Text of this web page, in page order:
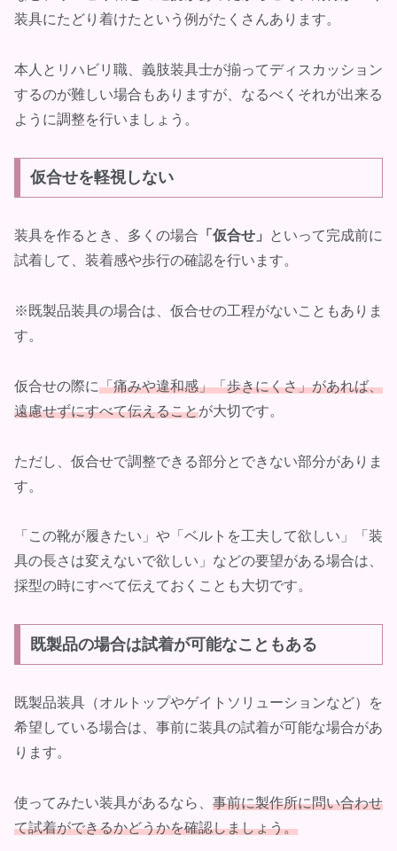
装具にたどり着けたという例がたくさんあります。
本人とリハビリ職、義肢装具士が揃ってディスカッション
するのが難しい場合もありますが、なるべくそれが出来る
ように調整を行いましょう。
仮合せを軽視しない
装具を作るとき、多くの場合 「仮合せ」
といって完成前に
試着して、装着感や歩行の確認を行います。
※既製品装具の場合は、仮合せの工程がないこともありま
す。
仮合せの際に「痛みや違和感」「歩きにくさ」があれば、
遠慮せずにすべて伝えることが大切です。
ただし、仮合せで調整できる部分とできない部分がありま
す。
「この靴が履きたい」や「ベルトを工夫して欲しい」「装
具の長さは変えないで欲しい」などの要望がある場合は、
採型の時にすべて伝えておくことも大切です。
既製品の場合は試着が可能なこともある
既製品装具（オルトップやゲイトソリューションなど）を
希望している場合は、事前に装具の試着が可能な場合があ
ります。
使ってみたい装具があるなら、 事前に製作所に問い合わせ
て試着ができるかどうかを確認しましょう。